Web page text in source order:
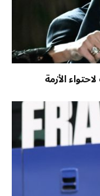
الأزمة